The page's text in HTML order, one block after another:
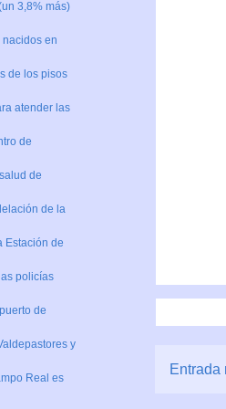
Entrada
3,8% más)
en
de los pisos
atender las
de
de
de la
Estación de
policías
de
y
Real es